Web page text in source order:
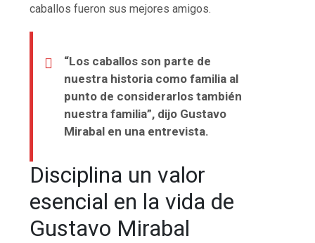
caballos fueron sus mejores amigos.
“Los caballos son parte de
nuestra historia como familia al
punto de considerarlos también
nuestra familia”, dijo Gustavo
Mirabal en una entrevista.
Disciplina un valor
esencial en la vida de
Gustavo Mirabal